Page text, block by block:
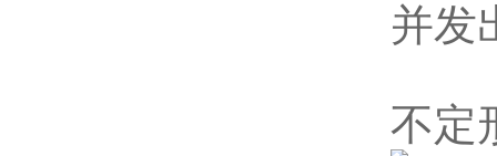
并发
不定